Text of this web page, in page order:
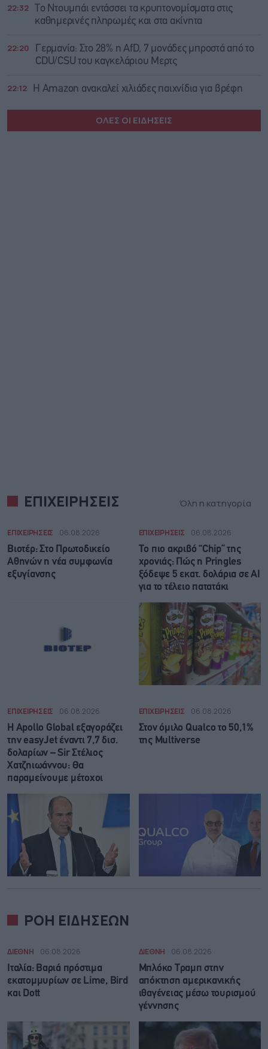
22:32
Το Ντουμπάι εντάσσει τα κρυπτονομίσματα στις
καθημερινές πληρωμές και στα ακίνητα
22:20
Γερμανία: Στο 28% η AfD, 7 μονάδες μπροστά από το
CDU/CSU του καγκελάριου Μερτς
22:12 Η Amazon ανακαλεί χιλιάδες παιχνίδια για βρέφη
ΟΛΕΣ ΟΙ ΕΙΔΗΣΕΙΣ
ΕΠΙΧΕΙΡΗΣΕΙΣ Όλη η κατηγορία
ΕΠΙΧΕΙΡΗΣΕΙΣ 06.08.2026
Βιοτέρ: Στο Πρωτοδικείο
Αθηνών η νέα συμφωνία
εξυγίανσης
ΕΠΙΧΕΙΡΗΣΕΙΣ 06.08.2026
Το πιο ακριβό “Chip” της
χρονιάς: Πώς η Pringles
ξόδεψε 5 εκατ. δολάρια σε AI
για το τέλειο πατατάκι
ΕΠΙΧΕΙΡΗΣΕΙΣ 06.08.2026
Η Apollo Global εξαγοράζει
την easyJet έναντι 7,7 δισ.
δολαρίων – Sir Στέλιος
Χατζηιωάννου: Θα
παραμείνουμε μέτοχοι
ΕΠΙΧΕΙΡΗΣΕΙΣ 06.08.2026
Στον όμιλο Qualco το 50,1%
της Multiverse
ΡΟΗ ΕΙΔΗΣΕΩΝ
ΔΙΕΘΝΗ 06.08.2026
Ιταλία: Βαριά πρόστιμα
εκατομμυρίων σε Lime, Bird
και Dott
ΔΙΕΘΝΗ 06.08.2026
Μπλόκο Τραμπ στην
απόκτηση αμερικανικής
ιθαγένειας μέσω τουρισμού
γέννησης